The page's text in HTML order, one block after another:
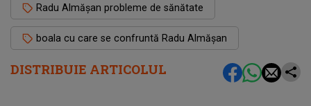
DISTRIBUIE ARTICOLUL
Radu Almășan probleme de sănătate
boala cu care se confruntă Radu Almășan